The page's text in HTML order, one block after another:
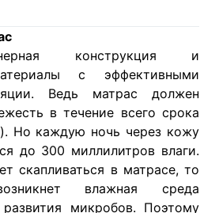
конструкция и
с эффективными
Ведь матрас должен
в течение всего срока
Но каждую ночь через кожу
до 300 миллилитров влаги.
скапливаться в матрасе, то
влажная среда
развития микробов. Поэтому